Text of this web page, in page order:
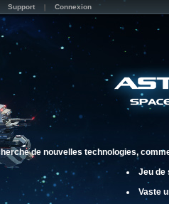
Support Connexion
de nouvelles technologies,
Jeu de
Vaste